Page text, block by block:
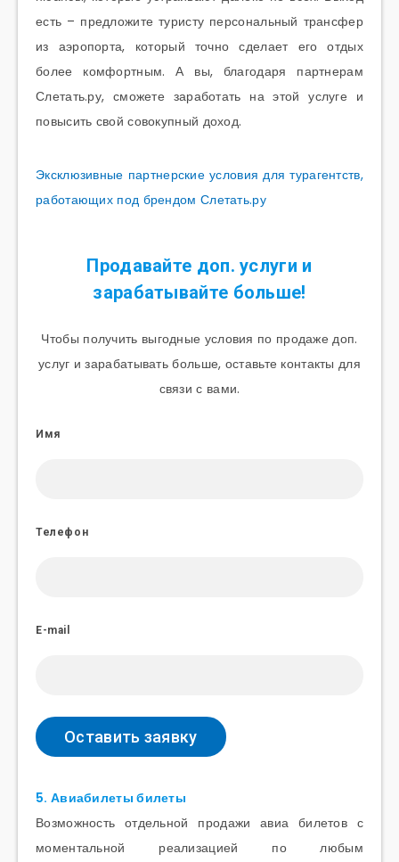
есть – предложите туристу персональный трансфер
из аэропорта, который точно сделает его отдых
более комфортным. А вы, благодаря партнерам
Слетать.ру, сможете заработать на этой услуге и
повысить свой совокупный доход.
Эксклюзивные партнерские условия для турагентств,
работающих под брендом Слетать.ру
Продавайте доп. услуги и
зарабатывайте больше!
Чтобы получить выгодные условия по продаже доп.
услуг и зарабатывать больше, оставьте контакты для
связи с вами.
Имя
Телефон
E-mail
5. Авиабилеты билеты
Возможность отдельной продажи авиа билетов с
моментальной реализацией по любым